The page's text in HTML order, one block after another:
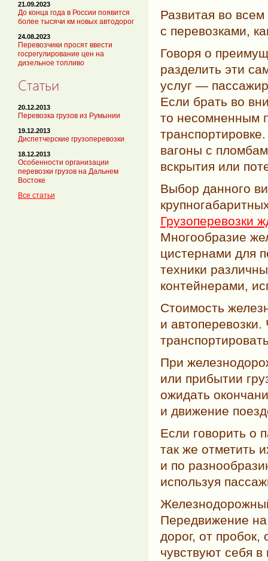
21.09.2023
До конца года в России появится
более тысячи км новых автодорог
24.08.2023
Перевозчики просят ввести
госрегулирование цен на
дизельное топливо
Статьи
20.12.2013
Перевозка грузов из Румынии
19.12.2013
Диспетчерские грузоперевозки
18.12.2013
Особенности организации
перевозки грузов на Дальнем
Востоке
Все статьи
Развитая во
с перевозками,
Говоря о
разделить эти
услуг —
Если брать во
то несомненным
вагоны с
вскрытия или
Выбор данного
Грузоперевозки
Многообразие
цистернами для
техники
контейнерами,
Стоимость
и
При
или прибытии
ожидать
и движение
Если говорить о
так же отметить
и по
используя
Передвижение на
дорог, от
чувствуют себя